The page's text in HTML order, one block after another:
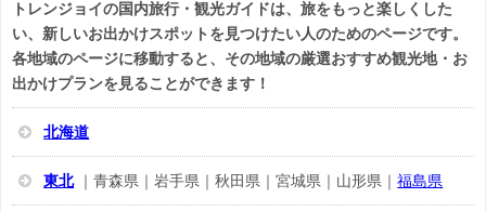
トレンジョイの国内旅行・観光ガイドは、旅をもっと楽しくした
い、新しいお出かけスポットを見つけたい人のためのページです。
各地域のページに移動すると、その地域の厳選おすすめ観光地・お
出かけプランを見ることができます！
北海道
東北｜青森県｜岩手県｜秋田県｜宮城県｜山形県｜福島県